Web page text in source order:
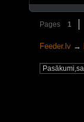
Pages 1
Feeder.lv →